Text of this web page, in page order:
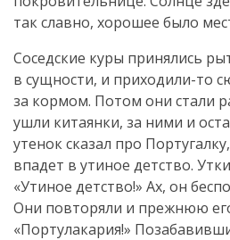
так славно, хорошее было
Соседские куры принялись
в сущности, и приходили-то
за кормом. Потом они стали
ушли китаянки, за ними и
утенок сказал про
впадет в утиное детство.
«Утиное детство!» Ах, он
Они повторяли и прежнюю
«Портулакария!»